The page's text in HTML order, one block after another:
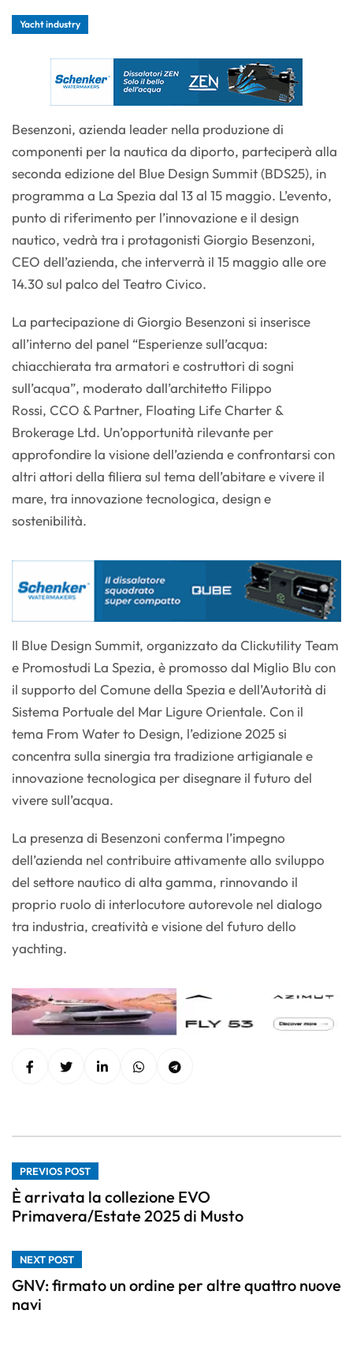
Yacht industry
Besenzoni, azienda leader nella produzione di
componenti per la nautica da diporto, parteciperà alla
seconda edizione del Blue Design Summit (BDS25), in
programma a La Spezia dal 13 al 15 maggio. L’evento,
punto di riferimento per l’innovazione e il design
nautico, vedrà tra i protagonisti Giorgio Besenzoni,
CEO dell’azienda, che interverrà il 15 maggio alle ore
14.30 sul palco del Teatro Civico.
La partecipazione di Giorgio Besenzoni si inserisce
all’interno del panel “Esperienze sull’acqua:
chiacchierata tra armatori e costruttori di sogni
sull’acqua”, moderato dall’architetto Filippo
Rossi, CCO & Partner, Floating Life Charter &
Brokerage Ltd. Un’opportunità rilevante per
approfondire la visione dell’azienda e confrontarsi con
altri attori della filiera sul tema dell’abitare e vivere il
mare, tra innovazione tecnologica, design e
sostenibilità.
Il Blue Design Summit, organizzato da Clickutility Team
e Promostudi La Spezia, è promosso dal Miglio Blu con
il supporto del Comune della Spezia e dell’Autorità di
Sistema Portuale del Mar Ligure Orientale. Con il
tema From Water to Design, l’edizione 2025 si
concentra sulla sinergia tra tradizione artigianale e
innovazione tecnologica per disegnare il futuro del
vivere sull’acqua.
La presenza di Besenzoni conferma l’impegno
dell’azienda nel contribuire attivamente allo sviluppo
del settore nautico di alta gamma, rinnovando il
proprio ruolo di interlocutore autorevole nel dialogo
tra industria, creatività e visione del futuro dello
yachting.
PREVIOS POST
È arrivata la collezione EVO
Primavera/Estate 2025 di Musto
NEXT POST
GNV: firmato un ordine per altre quattro nuove
navi